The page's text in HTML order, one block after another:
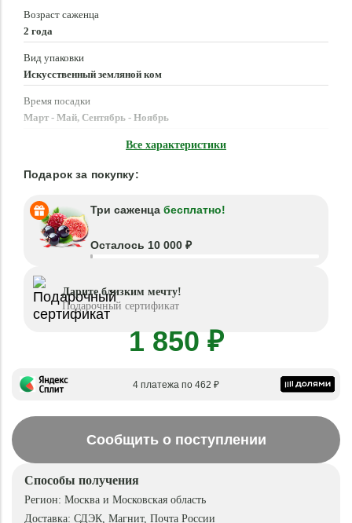
Возраст саженца
2 года
Вид упаковки
Искусственный земляной ком
Время посадки
Март - Май, Сентябрь - Ноябрь
Все характеристики
Подарок за покупку:
Три саженца бесплатно!
Осталось 10 000 ₽
Дарите близким мечту!
Подарочный сертификат
1 850 ₽
4 платежа по 462 ₽
Сообщить о поступлении
Способы получения
Регион: Москва и Московская область
Доставка: СДЭК, Магнит, Почта России